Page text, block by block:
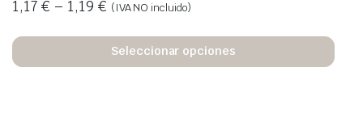
1,17 € – 1,19 € (IVA NO incluido)
Seleccionar opciones